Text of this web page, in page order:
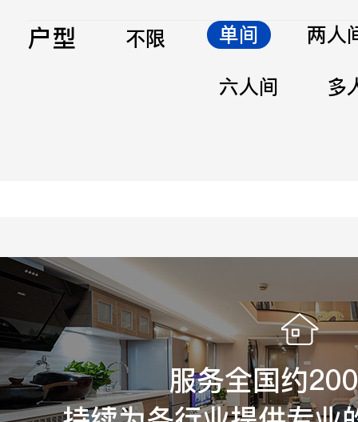
户型 不限 单间
两人
六人间
多
服务全国约